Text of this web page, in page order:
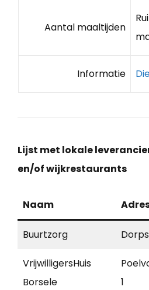
Aantal maaltijden
Informatie
Lijst met lokale
en/of wijkrestaurants
Naam
Buurtzorg
VrijwilligersHuis
Borsele
1